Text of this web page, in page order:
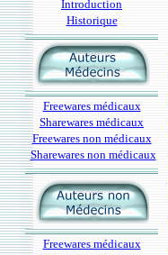
Introduction
Historique
Freewares médicaux
Sharewares médicaux
Freewares non médicaux
Sharewares non médicaux
Freewares médicaux